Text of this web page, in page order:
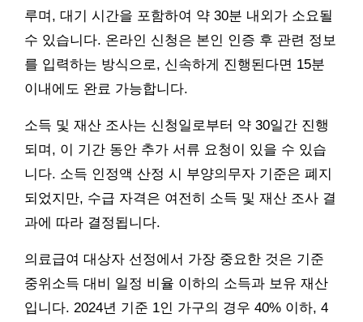
루며, 대기 시간을 포함하여 약 30분 내외가 소요될
수 있습니다. 온라인 신청은 본인 인증 후 관련 정보
를 입력하는 방식으로, 신속하게 진행된다면 15분
이내에도 완료 가능합니다.
소득 및 재산 조사는 신청일로부터 약 30일간 진행
되며, 이 기간 동안 추가 서류 요청이 있을 수 있습
니다. 소득 인정액 산정 시 부양의무자 기준은 폐지
되었지만, 수급 자격은 여전히 소득 및 재산 조사 결
과에 따라 결정됩니다.
의료급여 대상자 선정에서 가장 중요한 것은 기준
중위소득 대비 일정 비율 이하의 소득과 보유 재산
입니다. 2024년 기준 1인 가구의 경우 40% 이하, 4